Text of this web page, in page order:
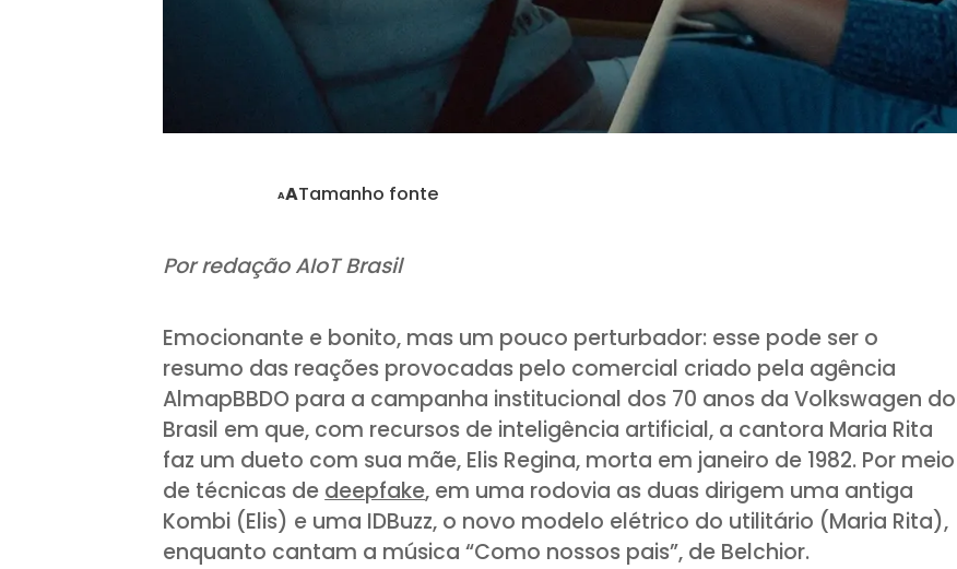
AATamanho fonte
Por redação AIoT Brasil
Emocionante e bonito, mas um pouco perturbador: esse pode ser o
resumo das reações provocadas pelo comercial criado pela agência
AlmapBBDO para a campanha institucional dos 70 anos da Volkswagen do
Brasil em que, com recursos de inteligência artificial, a cantora Maria Rita
faz um dueto com sua mãe, Elis Regina, morta em janeiro de 1982. Por meio
de técnicas de deepfake, em uma rodovia as duas dirigem uma antiga
Kombi (Elis) e uma IDBuzz, o novo modelo elétrico do utilitário (Maria Rita),
enquanto cantam a música “Como nossos pais”, de Belchior.